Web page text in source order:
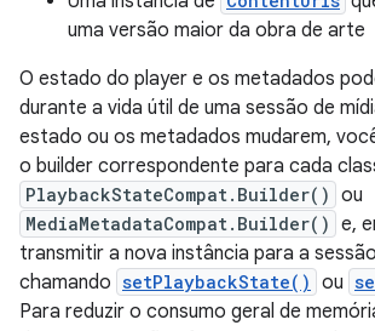
uma versão maior da obra de arte
O estado do player e os metadados
durante a vida útil de uma sessão de
estado ou os metadados mudarem,
o builder correspondente para cada
PlaybackStateCompat.Builder() ou
MediaMetadataCompat.Builder() e,
transmitir a nova instância para a
chamando setPlaybackState() ou
Para reduzir o consumo geral de